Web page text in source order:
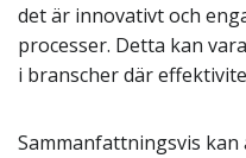
det är innovativt och
processer. Detta kan
i branscher där
Sammanfattningsvis